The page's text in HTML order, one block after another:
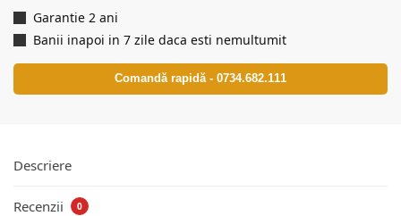
Garantie 2 ani
Banii inapoi in 7 zile daca esti nemultumit
Comandă rapidă - 0734.682.111
Descriere
Recenzii 0